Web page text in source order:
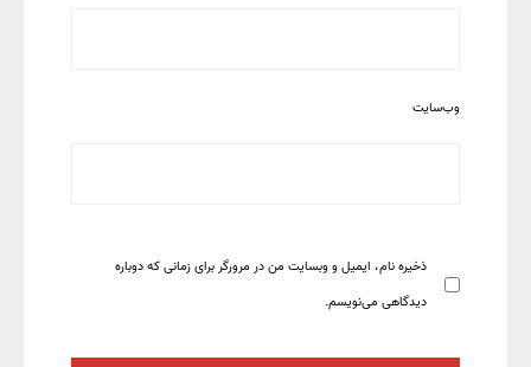
وب‌سایت
ذخیره نام، ایمیل و وبسایت من در مرورگر برای زمانی که دوباره
دیدگاهی می‌نویسم.